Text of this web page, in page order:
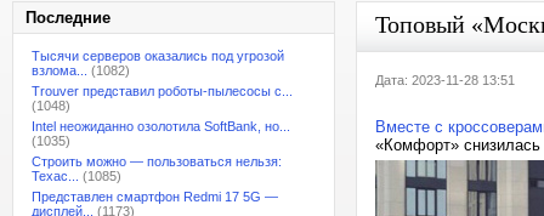
Последние
Тысячи серверов оказались под угрозой
взлома...
(1082)
Trouver представил роботы-пылесосы с...
(1048)
Intel неожиданно озолотила SoftBank, но...
(1035)
Строить можно — пользоваться нельзя:
Техас...
(1085)
Представлен смартфон Redmi 17 5G —
дисплей...
(1173)
Топовый
Дата: 2023-11-28 13:51
Вместе с
«Комфорт»